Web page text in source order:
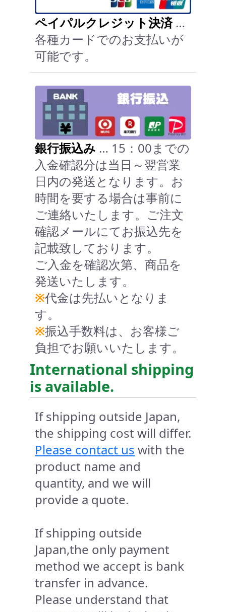
ペイパルクレジット決済…
各種カードでのお支払いが
可能です。
銀行振込み … 15：00までの
入金確認分は当日～翌営業
日内の発送となります。お
時間を要する場合は事前に
ご連絡いたします。ご注文
確認メールにてお振込先を
記載致しております。
ご入金を確認次第、商品を
発送いたします。
※代金は先払いとなりま
す。
※振込手数料は、お客様ご
負担でお願いいたします。
International shipping
is available.
If shipping outside Japan,
the shipping cost will differ.
Please contact us with the
product name and
quantity, and we will
provide a quote.
If shipping outside
Japan,the only payment
method we accept is bank
transfer in advance.
Please understand that